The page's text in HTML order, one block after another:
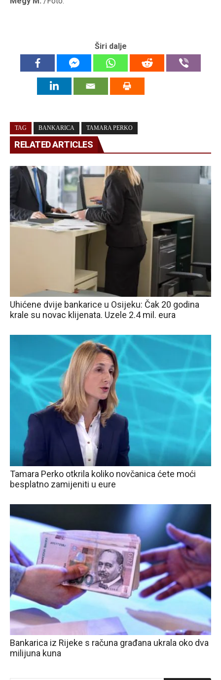
Širi dalje
TAG BANKARICA TAMARA PERKO
RELATED ARTICLES
Uhićene dvije bankarice u Osijeku: Čak 20 godina
krale su novac klijenata. Uzele 2.4 mil. eura
Tamara Perko otkrila koliko novčanica ćete moći
besplatno zamijeniti u eure
Bankarica iz Rijeke s računa građana ukrala oko dva
milijuna kuna